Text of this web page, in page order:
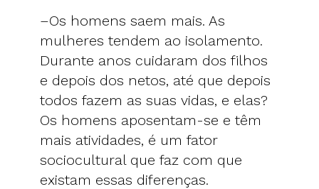
–Os homens saem mais. As
mulheres tendem ao isolamento.
Durante anos cuidaram dos filhos
e depois dos netos, até que depois
todos fazem as suas vidas, e elas?
Os homens aposentam-se e têm
mais atividades, é um fator
sociocultural que faz com que
existam essas diferenças.